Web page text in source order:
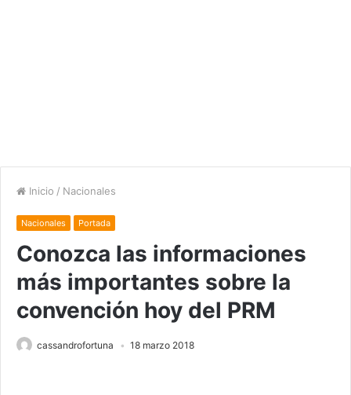
Inicio / Nacionales
Nacionales Portada
Conozca las informaciones
más importantes sobre la
convención hoy del PRM
cassandrofortuna 18 marzo 2018